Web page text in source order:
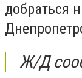
добраться
Ж/Д